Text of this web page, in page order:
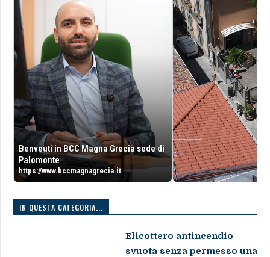
Benveuti in BCC Magna Grecia sede di
Palomonte
https://www.bccmagnagrecia.it
IN QUESTA CATEGORIA...
Elicottero antincendio
svuota senza permesso una